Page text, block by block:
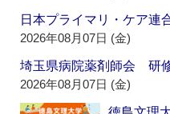
日本プライマリ・ケア
2026年08月07日 (金)
埼玉県病院薬剤師会 研
2026年08月07日 (金)